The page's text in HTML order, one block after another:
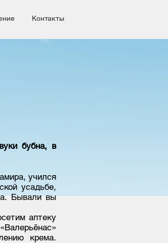
Контакты
бубна, в
учился
усадьбе,
Бывали вы
аптеку
крема.